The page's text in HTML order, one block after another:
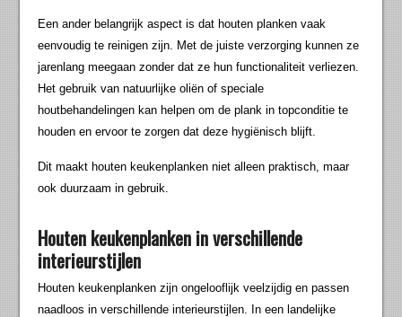
Een ander belangrijk aspect is dat houten planken vaak
eenvoudig te reinigen zijn. Met de juiste verzorging kunnen ze
jarenlang meegaan zonder dat ze hun functionaliteit verliezen.
Het gebruik van natuurlijke oliën of speciale
houtbehandelingen kan helpen om de plank in topconditie te
houden en ervoor te zorgen dat deze hygiënisch blijft.
Dit maakt houten keukenplanken niet alleen praktisch, maar
ook duurzaam in gebruik.
Houten keukenplanken in verschillende
interieurstijlen
Houten keukenplanken zijn ongelooflijk veelzijdig en passen
naadloos in verschillende interieurstijlen. In een landelijke